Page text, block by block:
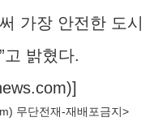
가장 안전한 도시
고 밝혔다.
)]
) 무단전재-재배포금지>